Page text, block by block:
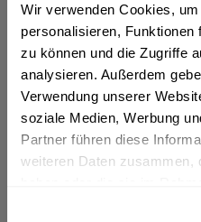
Wir verwenden Cookies,
personalisieren, Funktionen
zu können und die Zugriffe
analysieren. Außerdem
Verwendung unserer
soziale Medien, Werbung
Partner führen diese
weiteren Daten zusammen,
32630
Verfügbar in:
Hamm,Lünen,Unna, Nordhorn
Papenburg,Meppen,Werne,
Lengerich,Ascheberg,Bad
Dörpen, Heede, Kluse, Lehe,
Beschreibung